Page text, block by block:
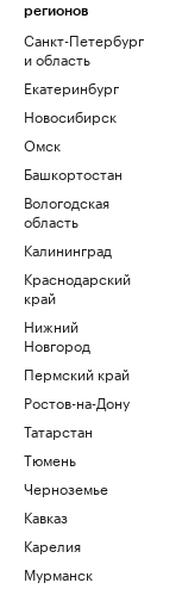
регионов
Санкт-Петербург
и область
Екатеринбург
Новосибирск
Омск
Башкортостан
Вологодская
область
Калининград
Краснодарский
край
Нижний
Новгород
Пермский край
Ростов-на-Дону
Татарстан
Тюмень
Черноземье
Кавказ
Карелия
Мурманск